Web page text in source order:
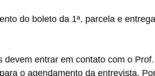
do boleto da 1ª. parcela e
entrar em contato com o
o agendamento da entrevista.